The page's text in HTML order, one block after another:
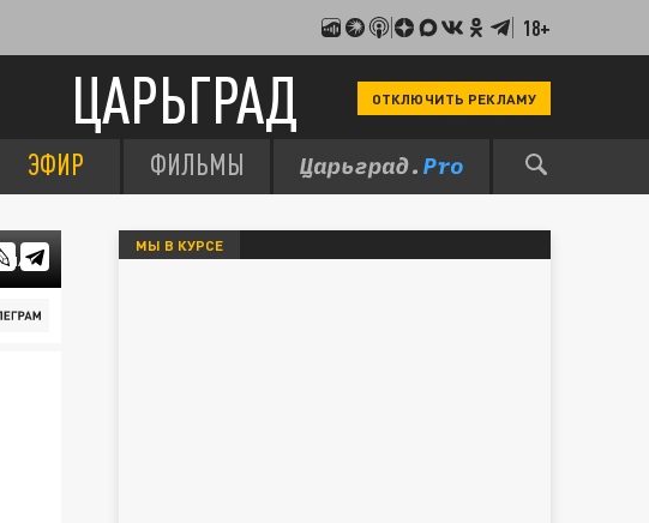
18+
ЦАРЬГРАД ОТКЛЮЧИТЬ РЕКЛАМУ
ЭФИР ФИЛЬМЫ
МЫ В КУРСЕ